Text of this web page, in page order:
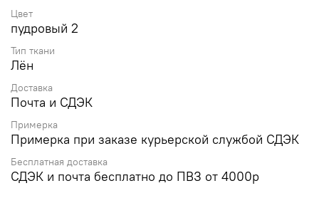
Цвет
пудровый 2
Тип ткани
Лён
Доставка
Почта и СДЭК
Примерка
Примерка при заказе курьерской службой СДЭК
Бесплатная доставка
СДЭК и почта бесплатно до ПВЗ от 4000р